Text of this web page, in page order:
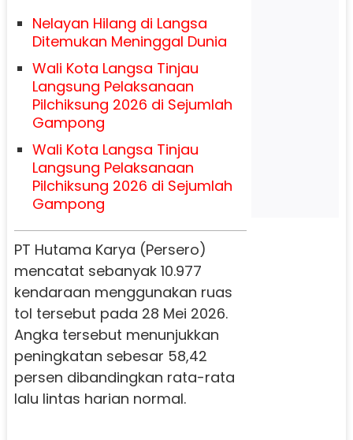
Nelayan Hilang di Langsa
Ditemukan Meninggal Dunia
Wali Kota Langsa Tinjau
Langsung Pelaksanaan
Pilchiksung 2026 di Sejumlah
Gampong
Wali Kota Langsa Tinjau
Langsung Pelaksanaan
Pilchiksung 2026 di Sejumlah
Gampong
PT Hutama Karya (Persero)
mencatat sebanyak 10.977
kendaraan menggunakan ruas
tol tersebut pada 28 Mei 2026.
Angka tersebut menunjukkan
peningkatan sebesar 58,42
persen dibandingkan rata-rata
lalu lintas harian normal.